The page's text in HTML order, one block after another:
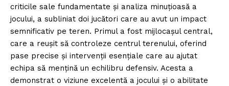
criticile sale fundamentate și analiza minuțioasă a
jocului, a subliniat doi jucători care au avut un impact
semnificativ pe teren. Primul a fost mijlocașul central,
care a reușit să controleze centrul terenului, oferind
pase precise și intervenții esențiale care au ajutat
echipa să mențină un echilibru defensiv. Acesta a
demonstrat o viziune excelentă a jocului și o abilitate